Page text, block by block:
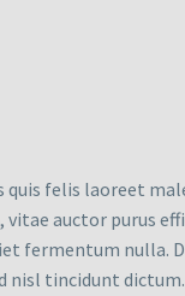
felis laoreet
auctor purus
fermentum nulla.
nisl tincidunt